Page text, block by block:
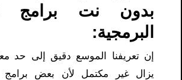
بدون نت برامج
البرمجية:
إن تعريفنا الموسع دقيق إلى حد
يزال غير مكتمل لأن بعض برامج